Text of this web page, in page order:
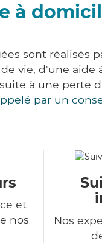
à
sont réalisés
vie, d'une
à une perte
par un
et
nos
Nos